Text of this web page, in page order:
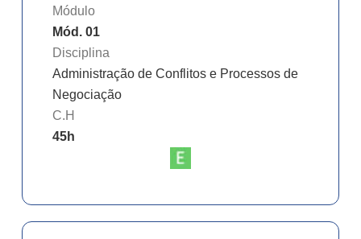
Módulo
Mód. 01
Disciplina
Administração de Conflitos e Processos de
Negociação
C.H
45h